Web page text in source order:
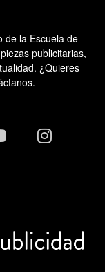
de la Escuela de
publicitarias,
¿Quieres